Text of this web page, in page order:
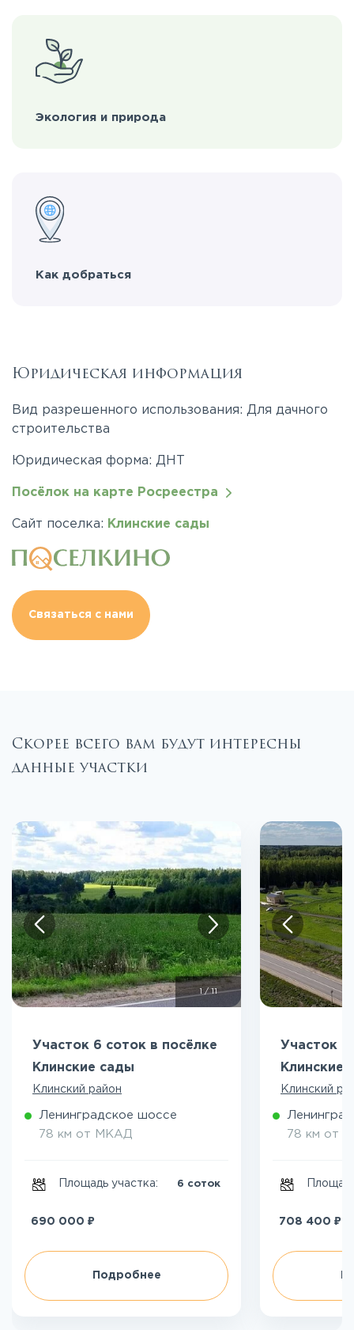
Экология и природа
Как добраться
Юридическая информация
Вид разрешенного использования: Для дачного
строительства
Юридическая форма: ДНТ
Посёлок на карте Росреестра
Сайт поселка: Клинские сады
Связаться с нами
Скорее всего вам будут интересны
данные участки
/11
Участок 6 соток в посёлке
Клинские сады
Клинский район
Ленинградское шоссе
78 км от МКАД
Площадь участка: 6 соток
690 000 ₽
Подробнее
Участок 6
Клинские
Клинский
78 км от
708 400 ₽